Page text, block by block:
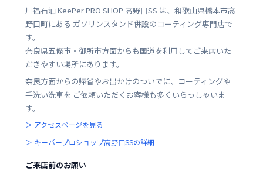
川福石油 KeePer PRO SHOP 高野口SS は、和歌山県橋本市高
野口町にある ガソリンスタンド併設のコーティング専門店で
す。
奈良県五條市・御所市方面からも国道を利用してご来店いた
だきやすい場所にあります。
奈良方面からの帰省やお出かけのついでに、コーティングや
手洗い洗車を ご依頼いただくお客様も多くいらっしゃいま
す。
＞ アクセスページを見る
＞ キーパープロショップ高野口SSの詳細
ご来店前のお願い